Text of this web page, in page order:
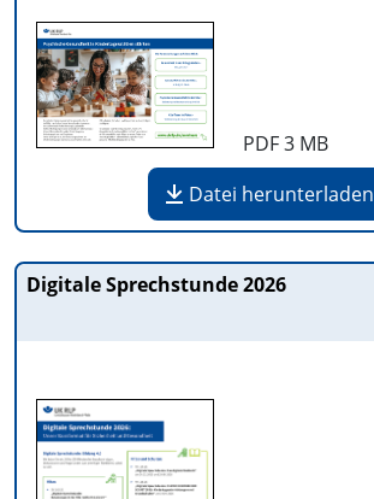
PDF3 MB
Datei herunterladen
Digitale Sprechstunde 2026